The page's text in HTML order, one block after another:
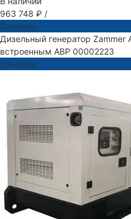
963 748 ₽ /
Заказать
Дизельный генератор
встроенным АВР 00002223
Заказать